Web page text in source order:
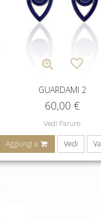
GUARDAMI 2
60,00 €
Vedi Parure
Aggiungi a Vedi